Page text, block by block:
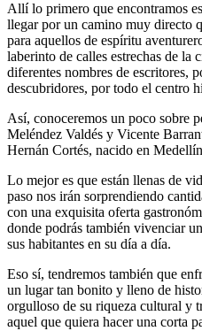
Allí lo primero que encontramos
llegar por un camino muy directo
para aquellos de espíritu
laberinto de calles estrechas de la
diferentes nombres de escritores,
descubridores, por todo el centro
Así, conoceremos un poco sobre
Meléndez Valdés y Vicente
Hernán Cortés, nacido en
Lo mejor es que están llenas de
paso nos irán sorprendiendo
con una exquisita oferta
donde podrás también vivenciar
sus habitantes en su día a día.
Eso sí, tendremos también que
un lugar tan bonito y lleno de
orgulloso de su riqueza cultural y
aquel que quiera hacer una corta